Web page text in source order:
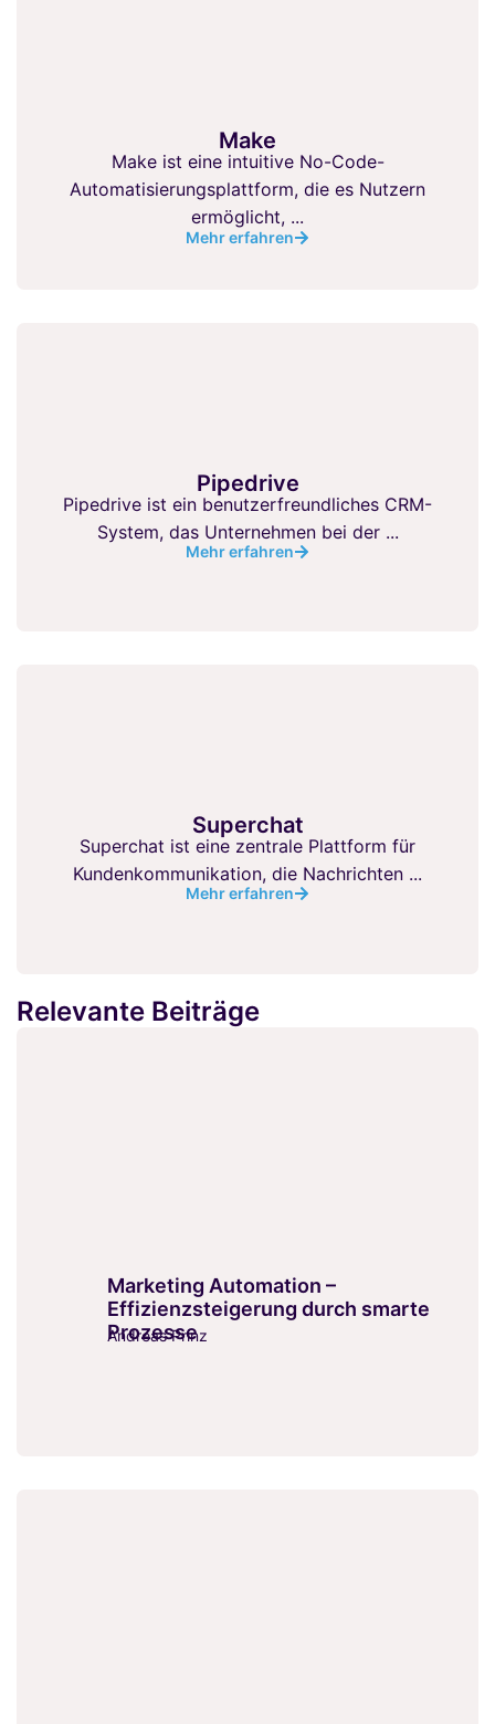
Make
Make ist eine intuitive No-Code-
Automatisierungsplattform, die es Nutzern
ermöglicht, ...
Mehr erfahren
Pipedrive
Pipedrive ist ein benutzerfreundliches CRM-
System, das Unternehmen bei der ...
Mehr erfahren
Superchat
Superchat ist eine zentrale Plattform für
Kundenkommunikation, die Nachrichten ...
Mehr erfahren
Relevante Beiträge
Marketing Automation –
Effizienzsteigerung durch smarte
Prozesse
Andreas Prinz